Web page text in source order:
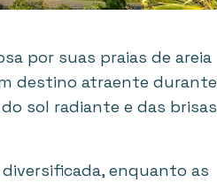
por suas praias de areia
destino atraente durante
sol radiante e das brisas
enquanto as